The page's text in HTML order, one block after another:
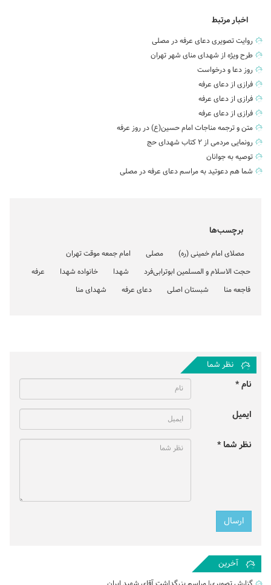
اخبار مرتبط
روایت تصویری دعای عرفه در مصلی
طرح ویژه از شهدای منای شهر تهران
روز دعا و درخواست
فرازی از دعای عرفه
فرازی از دعای عرفه
فرازی از دعای عرفه
متن و ترجمه مناجات امام حسین(ع) در روز عرفه
رونمایی مردمی از ۲ کتاب شهدای حج
توصیه به جوانان
شما هم دعوتید به مراسم دعای عرفه در مصلی
برچسب‌ها
مصلای امام خمینی (ره) مصلی
امام جمعه موقت تهران
حجت الاسلام و المسلمین ابوترابی‌فرد
شهدا خانواده شهدا
عرفه
فاجعه منا
شبستان اصلی دعای عرفه شهدای منا
نظر شما
نام *
ایمیل
نظر شما *
آخرین